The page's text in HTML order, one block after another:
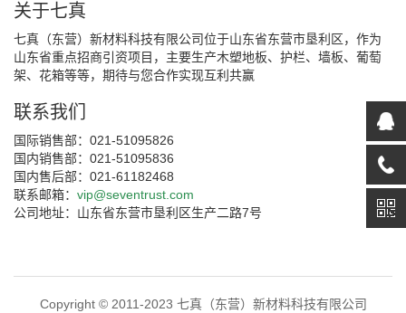
关于七真
七真（东营）新材料科技有限公司位于山东省东营市垦利区，作为
山东省重点招商引资项目，主要生产木塑地板、护栏、墙板、葡萄
架、花箱等等，期待与您合作实现互利共赢
联系我们
国际销售部：021-51095826
国内销售部：021-51095836
国内售后部：021-61182468
联系邮箱： vip@seventrust.com
公司地址：山东省东营市垦利区生产二路7号
Copyright © 2011-2023 七真（东营）新材料科技有限公司